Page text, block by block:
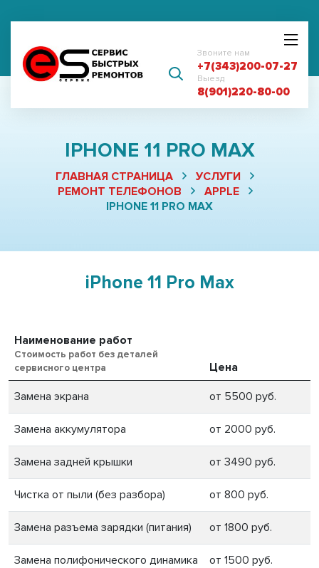
Звоните нам
+7(343)200-07-27
Выезд
8(901)220-80-00
IPHONE 11 PRO MAX
ГЛАВНАЯ СТРАНИЦА
УСЛУГИ
РЕМОНТ ТЕЛЕФОНОВ
APPLE
IPHONE 11 PRO MAX
iPhone 11 Pro Max
Наименование работ
Стоимость работ без деталей
сервисного центра
Цена
Замена экрана от 5500 руб.
Замена аккумулятора от 2000 руб.
Замена задней крышки от 3490 руб.
Чистка от пыли (без разбора) от 800 руб.
Замена разъема зарядки (питания) от 1800 руб.
Замена полифонического динамика от 1500 руб.